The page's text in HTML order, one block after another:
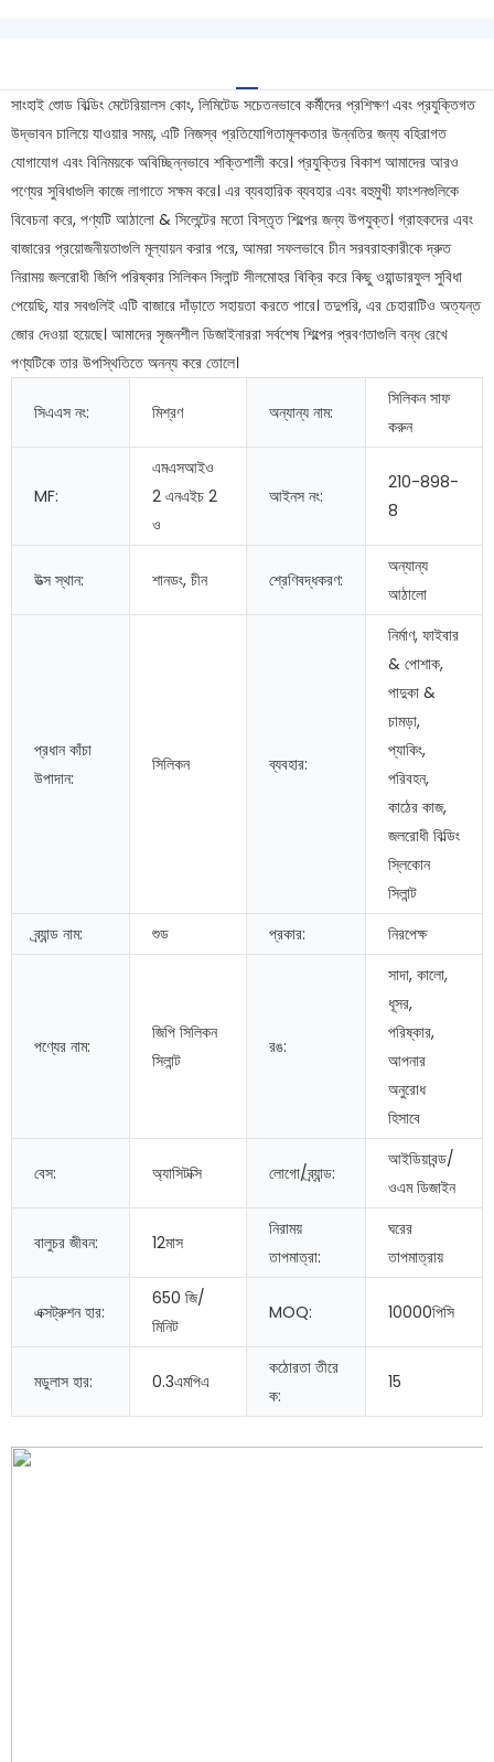
সাংহাই শুোড বিল্ডিং মেটেরিয়ালস কোং, লিমিটেড সচেতনভাবে কর্মীদের প্রশিক্ষণ এবং প্রযুক্তিগত
উদ্ভাবন চালিয়ে যাওয়ার সময়, এটি নিজস্ব প্রতিযোগিতামূলকতার উন্নতির জন্য বহিরাগত
যোগাযোগ এবং বিনিময়কে অবিচ্ছিন্নভাবে শক্তিশালী করে। প্রযুক্তির বিকাশ আমাদের আরও
পণ্যের সুবিধাগুলি কাজে লাগাতে সক্ষম করে। এর ব্যবহারিক ব্যবহার এবং বহুমুখী ফাংশনগুলিকে
বিবেচনা করে, পণ্যটি আঠালো & সিলেন্টের মতো বিস্তৃত শিল্পের জন্য উপযুক্ত। গ্রাহকদের এবং
বাজারের প্রয়োজনীয়তাগুলি মূল্যায়ন করার পরে, আমরা সফলভাবে চীন সরবরাহকারীকে দ্রুত
নিরাময় জলরোধী জিপি পরিষ্কার সিলিকন সিলান্ট সীলমোহর বিক্রি করে কিছু ওয়ান্ডারফুল সুবিধা
পেয়েছি, যার সবগুলিই এটি বাজারে দাঁড়াতে সহায়তা করতে পারে। তদুপরি, এর চেহারাটিও অত্যন্ত
জোর দেওয়া হয়েছে। আমাদের সৃজনশীল ডিজাইনাররা সর্বশেষ শিল্পের প্রবণতাগুলি বন্ধ রেখে
পণ্যটিকে তার উপস্থিতিতে অনন্য করে তোলে।
সিএএস নং: মিশ্রণ অন্যান্য নাম:
সিলিকন সাফ
করুন
MF:
এমএসআইও
2 এনএইচ 2
ও
আইনস নং:
210-898-
8
উত্স স্থান: শানডং, চীন শ্রেণিবদ্ধকরণ:
অন্যান্য
আঠালো
প্রধান কাঁচা
উপাদান:
সিলিকন ব্যবহার:
নির্মাণ, ফাইবার
& পোশাক,
পাদুকা &
চামড়া,
প্যাকিং,
পরিবহন,
কাঠের কাজ,
জলরোধী বিল্ডিং
স্লিকোন
সিলান্ট
ব্র্যান্ড নাম:
শুড প্রকার: নিরপেক্ষ
পণ্যের নাম:
জিপি সিলিকন
সিলান্ট
রঙ:
সাদা, কালো,
ধূসর,
পরিষ্কার,
আপনার
অনুরোধ
হিসাবে
বেস: অ্যাসিটক্সি লোগো/ব্র্যান্ড:
আইডিয়াবন্ড/
ওএম ডিজাইন
বালুচর জীবন: 12মাস
নিরাময়
তাপমাত্রা:
ঘরের
তাপমাত্রায়
এক্সট্রুশন হার:
650 জি/
মিনিট
MOQ: 10000পিসি
মডুলাস হার: 0.3এমপিএ
কঠোরতা তীরে
ক:
15